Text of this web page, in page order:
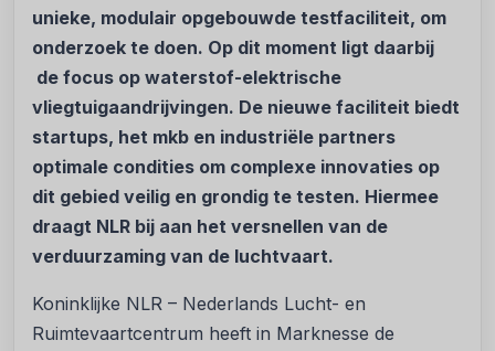
unieke, modulair opgebouwde testfaciliteit, om
onderzoek te doen. Op dit moment ligt daarbij
de focus op waterstof-elektrische
vliegtuigaandrijvingen. De nieuwe faciliteit biedt
startups, het mkb en industriële partners
optimale condities om complexe innovaties op
dit gebied veilig en grondig te testen. Hiermee
draagt NLR bij aan het versnellen van de
verduurzaming van de luchtvaart.
Koninklijke NLR – Nederlands Lucht- en
Ruimtevaartcentrum heeft in Marknesse de